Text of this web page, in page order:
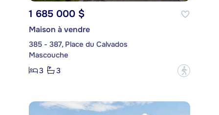
1 685 000 $
Maison à vendre
385 - 387, Place du Calvados
Mascouche
3
3 ?